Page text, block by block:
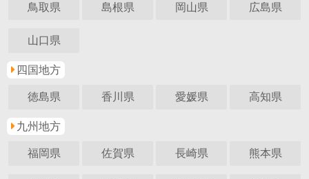
鳥取県 島根県 岡山県 広島県
山口県
四国地方
徳島県 香川県 愛媛県 高知県
九州地方
福岡県 佐賀県 長崎県 熊本県